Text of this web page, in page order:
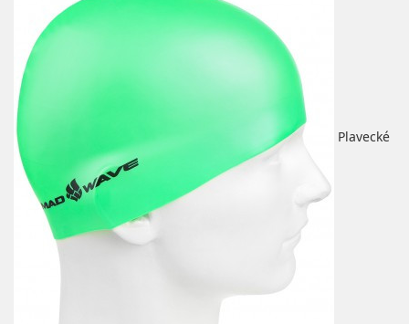
Plavecké